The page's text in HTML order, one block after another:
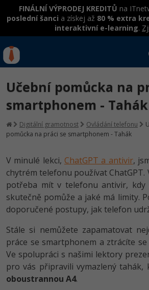
FINÁLNÍ VÝPRODEJ KREDITŮ na
poslední šanci a získej až 80 % extra
interaktivní e-learning.
Rekvalifikace a kurzy
hrazené úřadem práce
Workshopy zdarma
Datová analýza v praxi
Školení
Základy programování
Objektové programování -
HTML5, CSS3, Bootstrap,
SQL a databáze
Školení dle technologií
C# .NET
Java
PHP
JavaScript
IT e-learning
Kurzy IT profesí
Junior programátor
Programátor WWW aplikací
Senior programátor
Front-end developer
Vývojář mobilních aplikací
Specialista na AI a bigdata
C# Game developer
Jak začít?
Java -80%
C#.NET -80%
Python -80%
JavaScript -80%
-80%
Kurzy e-commerce
Testování softwaru
Datová analýza
Digitální gramotnost
Marketing -30%
Přihlásit se | Registrovat
Učební pomůcka na
smartphonem - Tahák
Digitální gramotnost Ovládání telefonu
pomůcka na práci se smartphonem - Tahák
V minulé lekci, ChatGPT a antivir,
chytrém telefonu používat ChatGPT.
potřeba mít v telefonu antivir, kdy
skutečně pomůže a jaké má limity.
doporučené postupy, jak telefon
Stále si nemůžete zapamatovat
práce se smartphonem a ztrácíte se
Ve spolupráci s našimi lektory
pro vás připravili vymazlený tahák,
oboustrannou A4.